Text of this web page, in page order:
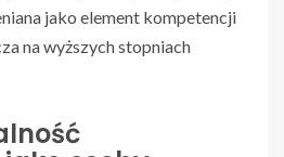
jako element kompetencji
na wyższych stopniach